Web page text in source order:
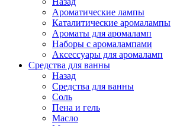
Ароматические лампы
Каталитические аромалампы
Ароматы для аромаламп
Наборы с аромалампами
Аксессуары для аромаламп
Средства для ванны
Назад
Средства для ванны
Соль
Пена и гель
Масло